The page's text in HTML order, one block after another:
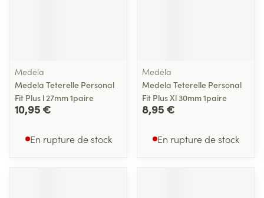
Medela
Medela Teterelle Personal
Fit Plus l 27mm 1paire
10,95 €
En rupture de stock
Medela
Medela Teterelle Personal
Fit Plus Xl 30mm 1paire
8,95 €
En rupture de stock